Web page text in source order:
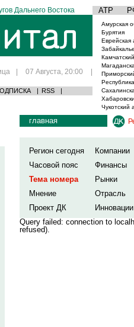
Дальнего Востока АТР
| 07 Августа, 20:00 |
| RSS |
Амурская
Бурятия
Еврейская
Чукотский
главная
Регион сегодня
Компании
Часовой пояс
Финансы
Тема номера
Рынки
Мнение
Отрасль
Проект ДК
Инновации
Query failed: connection to
refused).